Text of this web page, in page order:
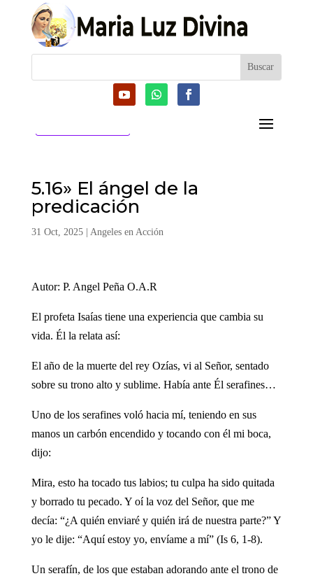
5.16» El ángel de la
predicación
31 Oct, 2025| Angeles en Acción
Autor: P. Angel Peña O.A.R
El profeta Isaías tiene una experiencia que cambia su
vida. Él la relata así:
El año de la muerte del rey Ozías, vi al Señor, sentado
sobre su trono alto y sublime. Había ante Él serafines…
Uno de los serafines voló hacia mí, teniendo en sus
manos un carbón encendido y tocando con él mi boca,
dijo:
Mira, esto ha tocado tus labios; tu culpa ha sido quitada
y borrado tu pecado. Y oí la voz del Señor, que me
decía: “¿A quién enviaré y quién irá de nuestra parte?” Y
yo le dije: “Aquí estoy yo, envíame a mí” (Is 6, 1-8).
Un serafín, de los que estaban adorando ante el trono de